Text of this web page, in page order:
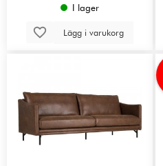
I lager
Lägg i varukorg